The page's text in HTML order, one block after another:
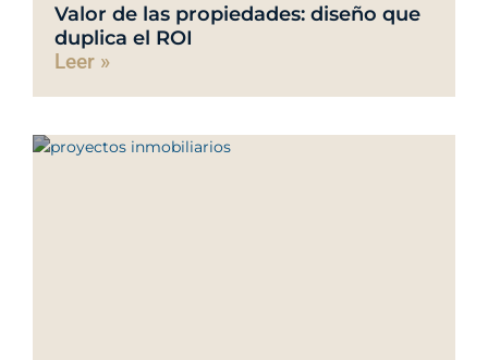
Valor de las propiedades: diseño que
duplica el ROI
Leer »